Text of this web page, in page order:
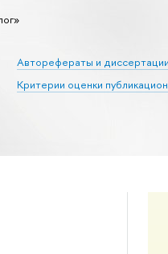
Авторефераты и диссертации
Критерии оценки